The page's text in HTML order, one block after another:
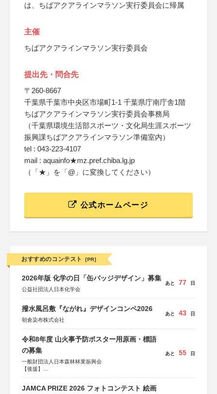
は、ちばアクアラインマラソン実行委員会に帰属
主催
ちばアクアラインマラソン実行委員会
提出先・問合先
〒260-8667
千葉県千葉市中央区市場町1-1 千葉県庁南庁舎1階
ちばアクアラインマラソン実行委員会事務局
（千葉県環境生活部スポーツ・文化局生涯スポーツ
振興課ちばアクアラインマラソン準備室内）
tel : 043-223-4107
mail : aquainfo★mz.pref.chiba.lg.jp
（「★」を「@」に変換してください）
公式ホームページ
おすすめのコンテスト [PR]
2026年版 化学の日「缶バッジデザイン」募集
公益社団法人日本化学会
あと 77 日
撥水風呂敷『ながれ』デザインコンペ2026
朝倉染布株式会社
あと 43 日
令和8年度 山火事予防ポスター用原画・標語
の募集
一般財団法人日本森林林業振興会
【後援】
あと 55 日
JAMCA PRIZE 2026 フォトコンテスト 絵画